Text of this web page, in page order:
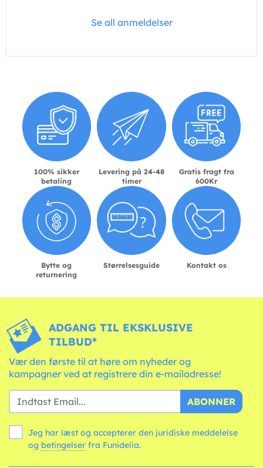
Se all anmeldelser
100% sikker
betaling
Levering på 24-48
timer
Gratis fragt fra
600Kr
Bytte og
returnering
Størrelsesguide Kontakt os
ADGANG TIL EKSKLUSIVE
TILBUD*
Vær den første til at høre om nyheder og
kampagner ved at registrere din e-mailadresse!
ABONNER
Jeg har læst og accepterer den juridiske meddelelse
og betingelser fra Funidelia.